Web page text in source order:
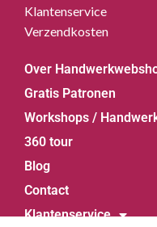
Klantenservice
Verzendkosten
Over
Gratis Patronen
Workshops /
360 tour
Blog
Contact
Klantenservice